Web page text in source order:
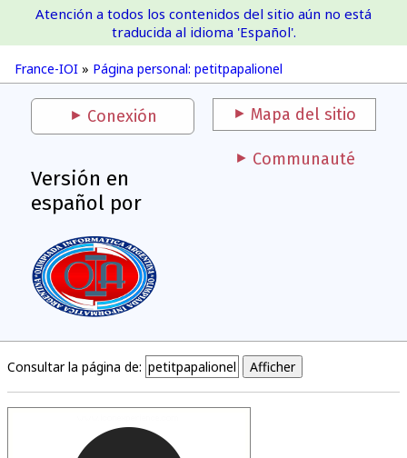
France-IOI
France-IOI » Página personal: petitpapalionel
Atención a todos los contenidos del sitio aún no está
traducida al idioma 'Español'.
Conexión Mapa del sitio
Versión en
español por
Communauté
Consultar la página de: